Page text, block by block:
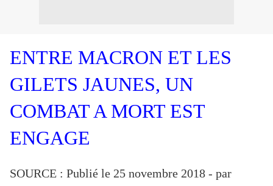
ENTRE MACRON ET LES
GILETS JAUNES, UN
COMBAT A MORT EST
ENGAGE
SOURCE : Publié le 25 novembre 2018 - par